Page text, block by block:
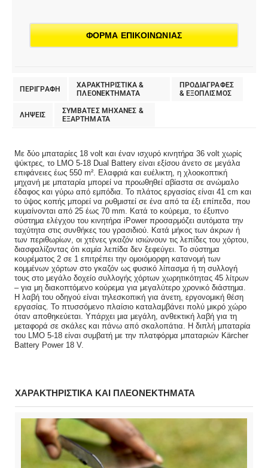
ΦΟΡΜΑ ΕΠΙΚΟΙΝΩΝΙΑΣ
ΠΕΡΙΓΡΑΦΗ
ΧΑΡΑΚΤΗΡΙΣΤΙΚΑ &
ΠΛΕΟΝΕΚΤΗΜΑΤΑ
ΠΡΟΔΙΑΓΡΑΦΕΣ
& EΞΟΠΛΙΣΜΟΣ
ΛΗΨΕΙΣ
ΣΥΜΒΑΤΕΣ ΜΗΧΑΝΕΣ &
ΕΞΑΡΤΗΜΑΤΑ
Με δύο μπαταρίες 18 volt και έναν ισχυρό κινητήρα 36 volt χωρίς
ψύκτρες, το LMO 5-18 Dual Battery είναι εξίσου άνετο σε μεγάλα
επιφάνειες έως 550 m². Ελαφριά και ευέλικτη, η χλοοκοπτική
μηχανή με μπαταρία μπορεί να προωθηθεί αβίαστα σε ανώμαλο
έδαφος και γύρω από εμπόδια. Το πλάτος εργασίας είναι 41 cm και
το ύψος κοπής μπορεί να ρυθμιστεί σε ένα από τα έξι επίπεδα, που
κυμαίνονται από 25 έως 70 mm. Κατά το κούρεμα, το έξυπνο
σύστημα ελέγχου του κινητήρα iPower προσαρμόζει αυτόματα την
ταχύτητα στις συνθήκες του γρασιδιού. Κατά μήκος των άκρων ή
των περιθωρίων, οι χτένες γκαζόν ισιώνουν τις λεπίδες του χόρτου,
διασφαλίζοντας ότι καμία λεπίδα δεν ξεφεύγει. Το σύστημα
κουρέματος 2 σε 1 επιτρέπει την ομοιόμορφη κατανομή των
κομμένων χόρτων στο γκαζόν ως φυσικό λίπασμα ή τη συλλογή
τους στο μεγάλο δοχείο συλλογής χόρτων χωρητικότητας 45 λίτρων
– για μη διακοπτόμενο κούρεμα για μεγαλύτερο χρονικό διάστημα.
Η λαβή του οδηγού είναι τηλεσκοπική για άνετη, εργονομική θέση
εργασίας. Το πτυσσόμενο πλαίσιο καταλαμβάνει πολύ μικρό χώρο
όταν αποθηκεύεται. Υπάρχει μια μεγάλη, ανθεκτική λαβή για τη
μεταφορά σε σκάλες και πάνω από σκαλοπάτια. Η διπλή μπαταρία
του LMO 5-18 είναι συμβατή με την πλατφόρμα μπαταριών Kärcher
Battery Power 18 V.
ΧΑΡΑΚΤΗΡΙΣΤΙΚΑ ΚΑΙ ΠΛΕΟΝΕΚΤΗΜΑΤΑ